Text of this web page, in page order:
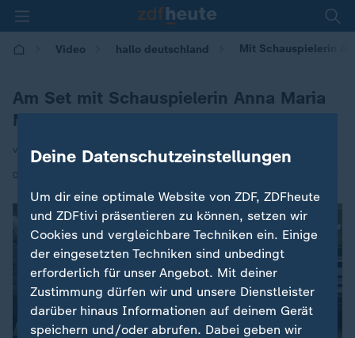
Video hallo deutschland Mit Schauspielerin
Am Set mit Schauspielerin Anna Maria
Mühe
von Claas Thomsen
08.12.2025 | 17:15
Deine Datenschutzeinstellungen
Um dir eine optimale Website von ZDF, ZDFheute
und ZDFtivi präsentieren zu können, setzen wir
Cookies und vergleichbare Techniken ein. Einige
der eingesetzten Techniken sind unbedingt
erforderlich für unser Angebot. Mit deiner
Zustimmung dürfen wir und unsere Dienstleister
darüber hinaus Informationen auf deinem Gerät
speichern und/oder abrufen. Dabei geben wir